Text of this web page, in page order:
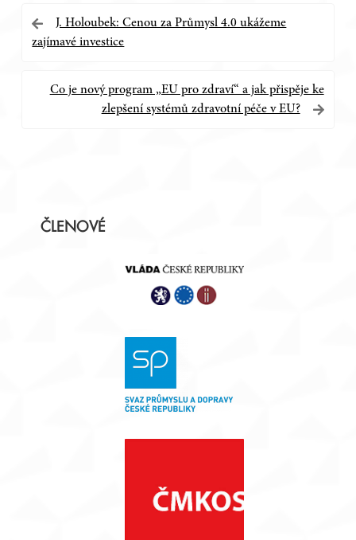
Navigace
pro
příspěvek
J. Holoubek: Cenou za Průmysl 4.0 ukážeme
zajímavé investice
Co je nový program „EU pro zdraví“ a jak přispěje ke
zlepšení systémů zdravotní péče v EU?
ČLENOVÉ